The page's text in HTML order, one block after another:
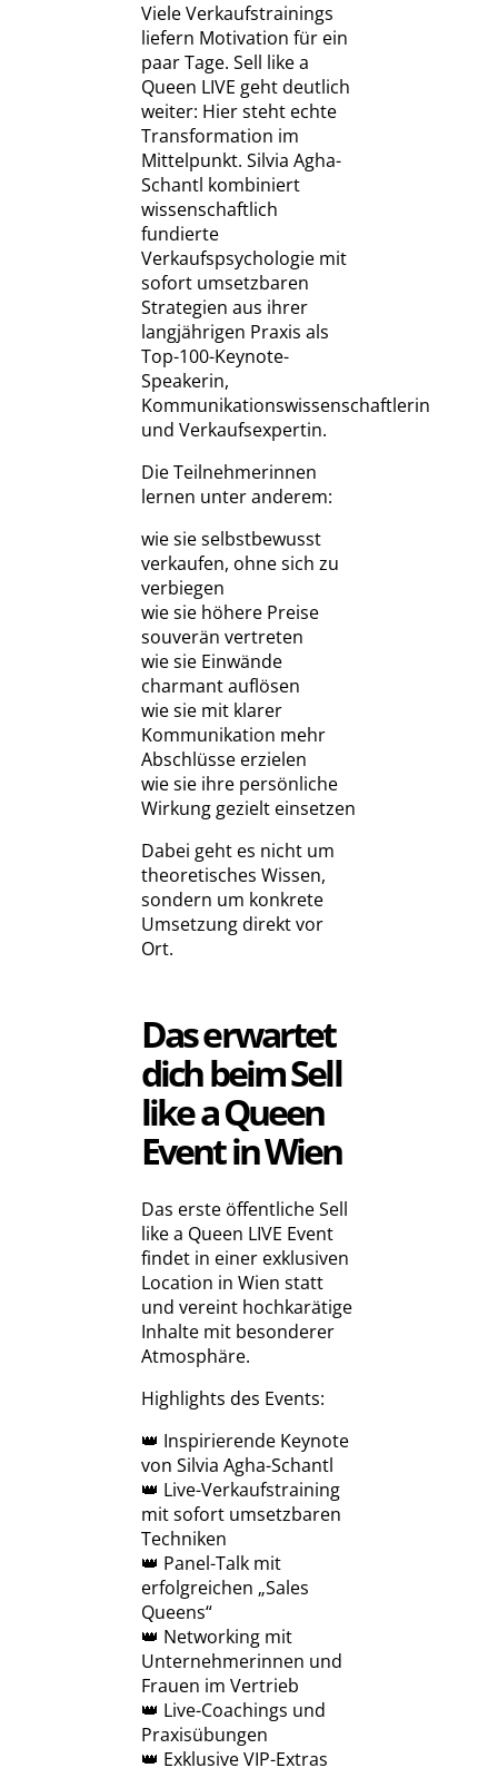
Viele Verkaufstrainings
liefern Motivation für ein
paar Tage. Sell like a
Queen LIVE geht deutlich
weiter: Hier steht echte
Transformation im
Mittelpunkt. Silvia Agha-
Schantl kombiniert
wissenschaftlich
fundierte
Verkaufspsychologie mit
sofort umsetzbaren
Strategien aus ihrer
langjährigen Praxis als
Top-100-Keynote-
Speakerin,
Kommunikationswissenschaftlerin
und Verkaufsexpertin.
Die Teilnehmerinnen
lernen unter anderem:
wie sie selbstbewusst
verkaufen, ohne sich zu
verbiegen
wie sie höhere Preise
souverän vertreten
wie sie Einwände
charmant auflösen
wie sie mit klarer
Kommunikation mehr
Abschlüsse erzielen
wie sie ihre persönliche
Wirkung gezielt einsetzen
Dabei geht es nicht um
theoretisches Wissen,
sondern um konkrete
Umsetzung direkt vor
Ort.
Das erwartet
dich beim Sell
like a Queen
Event in Wien
Das erste öffentliche Sell
like a Queen LIVE Event
findet in einer exklusiven
Location in Wien statt
und vereint hochkarätige
Inhalte mit besonderer
Atmosphäre.
Highlights des Events:
👑 Inspirierende Keynote
von Silvia Agha-Schantl
👑 Live-Verkaufstraining
mit sofort umsetzbaren
Techniken
👑 Panel-Talk mit
erfolgreichen „Sales
Queens“
👑 Networking mit
Unternehmerinnen und
Frauen im Vertrieb
👑 Live-Coachings und
Praxisübungen
👑 Exklusive VIP-Extras